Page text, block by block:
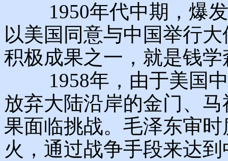
1950年代中期，爆发
以美国同意与中国举行
积极成果之一，就是钱
1958年，由于美国中
放弃大陆沿岸的金门、
果面临挑战。毛泽东审
火，通过战争手段来达